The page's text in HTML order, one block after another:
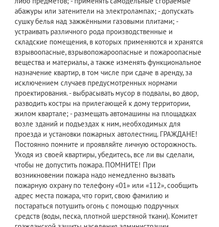
абажуры или затенители на электролампах; - допускать
сушку белья над зажжёнными газовыми плитами; -
устраивать различного рода производственные и
складские помещения, в которых применяются и хранятся
взрывоопасные, взрывопожароопасные и пожароопасные
вещества и материалы, а также изменять функциональное
назначение квартир, в том числе при сдаче в аренду, за
исключением случаев предусмотренных нормами
проектирования. - выбрасывать мусор в подвалы, во двор,
разводить костры на прилегающей к дому территории,
жилом квартале; - размещать автомашины на площадках
возле зданий и подъездах к ним, необходимых для
проезда и установки пожарных автолестниц. ГРАЖДАНЕ!
Постоянно помните и проявляйте личную осторожность.
Уходя из своей квартиры, убедитесь, все ли вы сделали,
чтобы не допустить пожара. ПОМНИТЕ! При
возникновении пожара надо немедленно вызвать
пожарную охрану по телефону «01» или «112», сообщить
адрес места пожара, что горит, свою фамилию и
постараться потушить огонь с помощью подручных
средств (воды, песка, плотной шерстяной ткани). Комитет